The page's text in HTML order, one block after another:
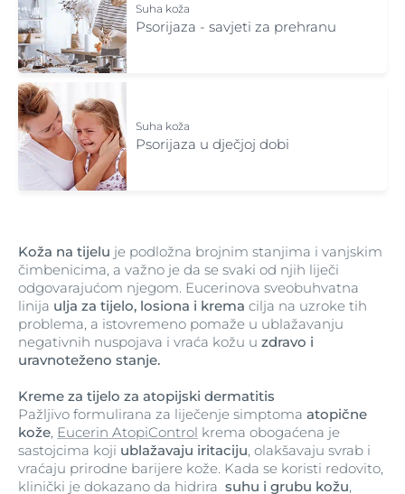
Suha koža
Psorijaza - savjeti za prehranu
Suha koža
Psorijaza u dječjoj dobi
Koža na tijelu je podložna brojnim stanjima i vanjskim
čimbenicima, a važno je da se svaki od njih liječi
odgovarajućom njegom. Eucerinova sveobuhvatna
linija ulja za tijelo, losiona i krema cilja na uzroke tih
problema, a istovremeno pomaže u ublažavanju
negativnih nuspojava i vraća kožu u zdravo i
uravnoteženo stanje.
Kreme za tijelo za atopijski dermatitis
Pažljivo formulirana za liječenje simptoma atopične
kože, Eucerin AtopiControl krema obogaćena je
sastojcima koji ublažavaju iritaciju, olakšavaju svrab i
vraćaju prirodne barijere kože. Kada se koristi redovito,
klinički je dokazano da hidrira suhu i grubu kožu,